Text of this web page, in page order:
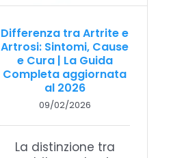
Differenza tra Artrite e
Artrosi: Sintomi, Cause
e Cura | La Guida
Completa aggiornata
al 2026
09/02/2026
La distinzione tra